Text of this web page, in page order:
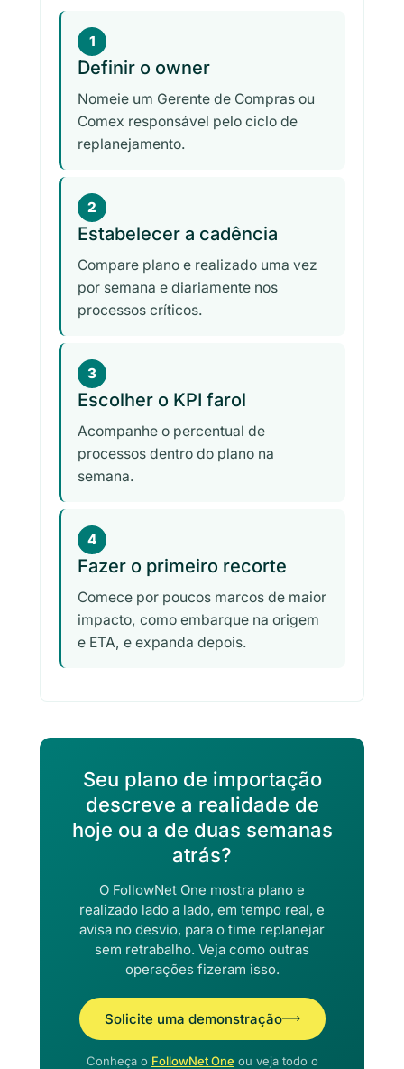
1
Definir o owner
Nomeie um Gerente de Compras ou
Comex responsável pelo ciclo de
replanejamento.
2
Estabelecer a cadência
Compare plano e realizado uma vez
por semana e diariamente nos
processos críticos.
3
Escolher o KPI farol
Acompanhe o percentual de
processos dentro do plano na
semana.
4
Fazer o primeiro recorte
Comece por poucos marcos de maior
impacto, como embarque na origem
e ETA, e expanda depois.
Seu plano de importação
descreve a realidade de
hoje ou a de duas semanas
atrás?
O FollowNet One mostra plano e
realizado lado a lado, em tempo real, e
avisa no desvio, para o time replanejar
sem retrabalho. Veja como outras
operações fizeram isso.
Solicite uma demonstração
Conheça o FollowNet One ou veja todo o